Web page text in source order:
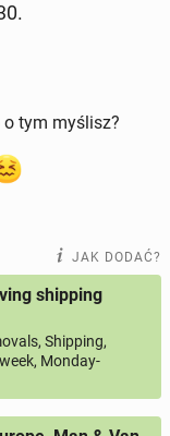
o tym myślisz?
JAK DODAĆ?
shipping
Shipping,
Monday-